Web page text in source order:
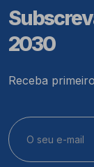
2030
Receba